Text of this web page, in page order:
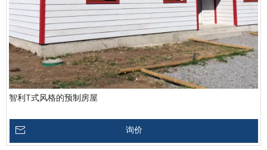
智利T式风格的预制房屋
询价